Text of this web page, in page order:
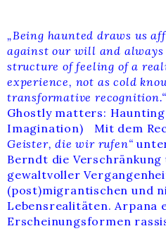
„Being haunted draws us
against our will and
structure of feeling of a
experience, not as cold
transformative recognition.“
Ghostly matters:
Imagination) Mit dem
Geister, die wir rufen“
Berndt die
gewaltvoller
(post)migrantischen und
Lebensrealitäten. Arpana
Erscheinungsformen